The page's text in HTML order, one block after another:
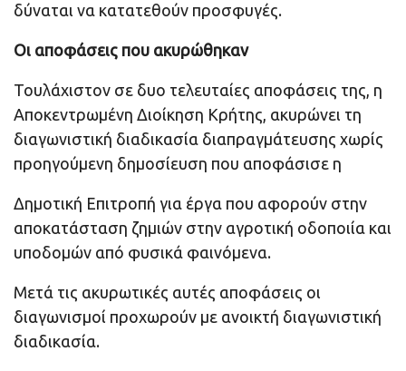
δύναται να κατατεθούν προσφυγές.
Οι αποφάσεις που ακυρώθηκαν
Τουλάχιστον σε δυο τελευταίες αποφάσεις της, η
Αποκεντρωμένη Διοίκηση Κρήτης, ακυρώνει τη
διαγωνιστική διαδικασία διαπραγμάτευσης χωρίς
προηγούμενη δημοσίευση που αποφάσισε η
Δημοτική Επιτροπή για έργα που αφορούν στην
αποκατάσταση ζημιών στην αγροτική οδοποιία και
υποδομών από φυσικά φαινόμενα.
Μετά τις ακυρωτικές αυτές αποφάσεις οι
διαγωνισμοί προχωρούν με ανοικτή διαγωνιστική
διαδικασία.